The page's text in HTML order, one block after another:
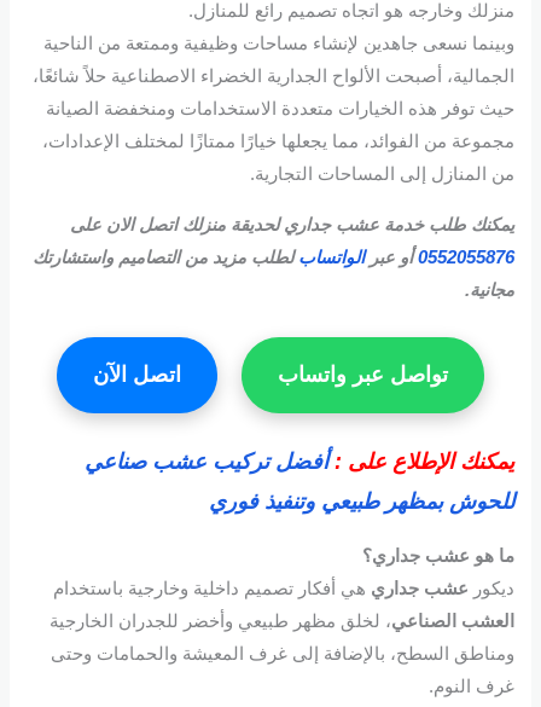
منزلك وخارجه هو اتجاه تصميم رائع للمنازل.
وبينما نسعى جاهدين لإنشاء مساحات وظيفية وممتعة من الناحية
الجمالية، أصبحت الألواح الجدارية الخضراء الاصطناعية حلاً شائعًا،
حيث توفر هذه الخيارات متعددة الاستخدامات ومنخفضة الصيانة
مجموعة من الفوائد، مما يجعلها خيارًا ممتازًا لمختلف الإعدادات،
من المنازل إلى المساحات التجارية.
يمكنك طلب خدمة عشب جداري لحديقة منزلك اتصل الان على
0552055876أو عبر الواتسابلطلب مزيد من التصاميم واستشارتك
مجانية.
تواصل عبر واتساب اتصل الآن
يمكنك الإطلاع على : أفضل تركيب عشب صناعي
للحوش بمظهر طبيعي وتنفيذ فوري
ما هوعشب جداري؟
ديكور عشب جداريهي أفكار تصميم داخلية وخارجية باستخدام
العشب الصناعي، لخلق مظهر طبيعي وأخضر للجدران الخارجية
ومناطق السطح، بالإضافة إلى غرف المعيشة والحمامات وحتى
غرف النوم.